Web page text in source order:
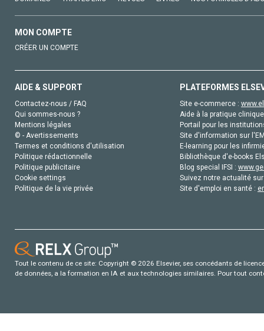
MON COMPTE
CRÉER UN COMPTE
AIDE & SUPPORT
Contactez-nous / FAQ
Qui sommes-nous ?
Mentions légales
© - Avertissements
Termes et conditions d'utilisation
Politique rédactionnelle
Politique publicitaire
Cookie settings
Politique de la vie privée
PLATEFORMES
Site e-commerce :
Aide à la pratique
Portail pour les
Site d'information sur
E-learning pour les
Bibliothèque d'e-books
Blog special IFSI :
Suivez notre actualité
Site d'emploi en santé :
Tout le contenu de ce site: Copyright © 2026 Elsevier, ses concédants de
de données, a la formation en IA et aux technologies similaires. Pour tout